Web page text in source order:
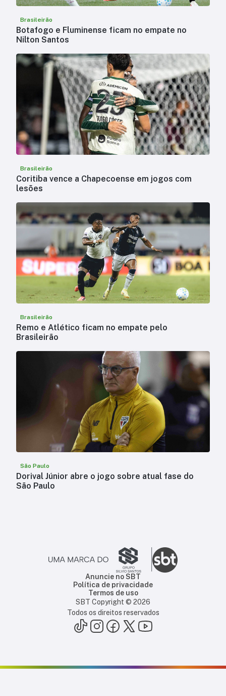
Brasileirão
Botafogo e Fluminense ficam no empate no
Nilton Santos
Brasileirão
Coritiba vence a Chapecoense em jogos com
lesões
Brasileirão
Remo e Atlético ficam no empate pelo
Brasileirão
São Paulo
Dorival Júnior abre o jogo sobre atual fase do
São Paulo
Anuncie no SBT
Política de privacidade
Termos de uso
SBT Copyright © 2026
Todos os direitos reservados